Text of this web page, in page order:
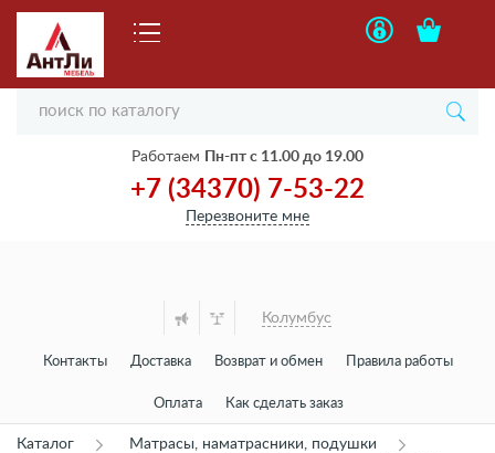
Работаем Пн-пт с 11.00 до 19.00
+7 (34370) 7-53-22
Перезвоните мне
Колумбус
Контакты Доставка Возврат и обмен Правила работы
Оплата Как сделать заказ
Каталог
Матрасы, наматрасники, подушки